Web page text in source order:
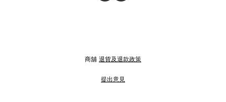
商舖 退貨及退款政策
提出意見